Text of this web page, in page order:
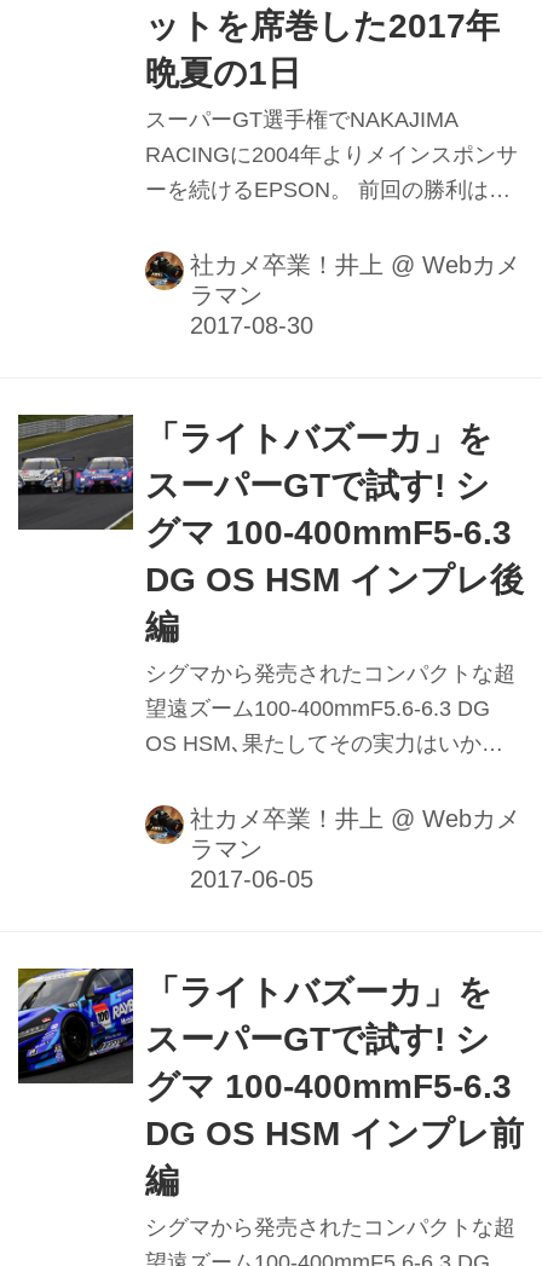
ットを席巻した2017年
晩夏の1日
スーパーGT選手権でNAKAJIMA
RACINGに2004年よりメインスポンサ
ーを続けるEPSON。 前回の勝利は
Epson Modulo NSX-GTが鈴鹿サーキ
ットでの最後の1000kmレースとなる
「SUZUKA 1000km THE FINAL」で見
社カメ卒業！井上 @ Webカメ
ラマン
「ライトバズーカ」を
スーパーGTで試す! シ
グマ 100-400mmF5-6.3
DG OS HSM インプレ後
編
シグマから発売されたコンパクトな超
望遠ズーム100-400mmF5.6-6.3 DG
OS HSM､果たしてその実力はいかに｡
影エリアから使用してみた。
社カメ卒業！井上 @ Webカメ
ラマン
「ライトバズーカ」を
スーパーGTで試す! シ
グマ 100-400mmF5-6.3
DG OS HSM インプレ前
編
シグマから発売されたコンパクトな超